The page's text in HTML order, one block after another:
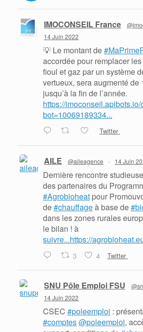
IMOCONSEIL France
14 Juin 2022
💡 Le montant de
accordée pour remplacer les
fioul et gaz par un système
vertueux, sera augmenté de
jusqu’à la fin de l’année.
https://
bot=10069189334...
Twitter
AILE @aileagence · 14 Juin
Dernière rencontre
des partenaires du
#Agrobioheat pour
de#chauffageà base de
dans les zones rurales
le bilan ! à
suivre...https://
3 4 Twitter
SNU Pôle Emploi FSU
14 Juin 2022
CSEC #poleemploi :
#comptes@poleemploi,